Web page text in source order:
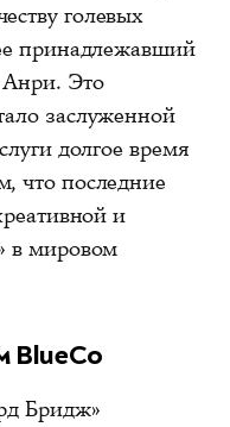
голевых
принадлежавший
Анри. Это
заслуженной
долгое время
что последние
и
в мировом
BlueCo
Бридж»